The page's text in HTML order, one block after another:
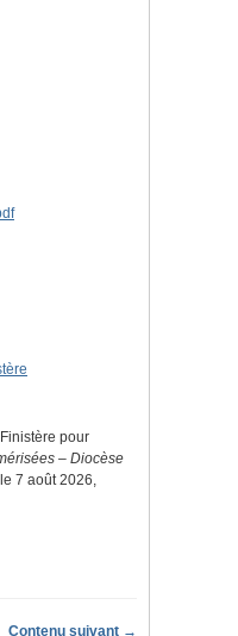
pour
– Diocèse
7 août 2026,
Contenu suivant →